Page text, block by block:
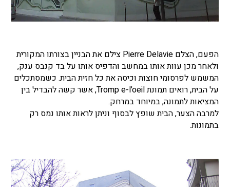
הפעם, הצלם Pierre Delavie צילם את הבניין בצורתו המקורית
ולאחר מכן עוות אותו במחשב והדפיס אותו על בד קנבס ענק,
המשמש לפרסומי חוצות וכיסה את כל חזית הבית. כשמסתכלים
על הבית, רואים תמונת Tromp e-l’oeil, אשר קשה להבדיל בין
המציאות לתמונה, במיוחד במרחק.
למרבה הצער, הבית שופץ לבסוף וניתן לראות אותו נמס רק
בתמונות.